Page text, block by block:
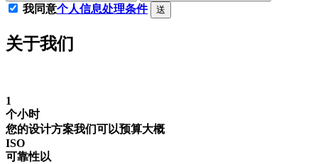
我同意个人信息处理条件 送
关于我们
1
个小时
您的设计方案我们可以预算大概
ISO
可靠性以